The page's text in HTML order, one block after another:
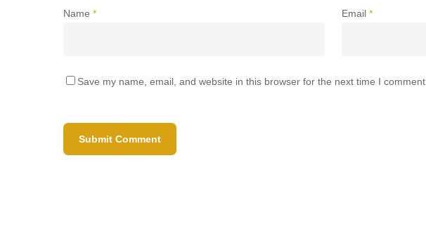
Name * Email *
Save my name, email, and website in this browser for the next time I comment.